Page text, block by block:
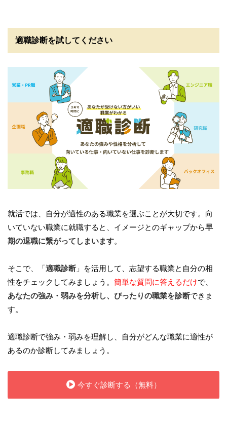
適職診断を試してください
就活では、自分が適性のある職業を選ぶことが大切です。向
いていない職業に就職すると、イメージとのギャップから早
期の退職に繋がってしまいます。
そこで、「適職診断」を活用して、志望する職業と自分の相
性をチェックしてみましょう。 簡単な質問に答えるだけで、
あなたの強み・弱みを分析し、ぴったりの職業を診断できま
す。
適職診断で強み・弱みを理解し、自分がどんな職業に適性が
あるのか診断してみましょう。
今すぐ診断する（無料）